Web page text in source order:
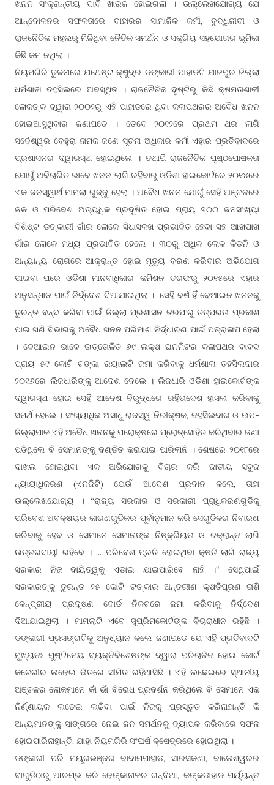
ଖନନ ସଂକ୍ରାନ୍ତୀୟ ଦାବି ଖାରଜ ହୋଇଗଲା । ଉଲ୍ଲେଖଯୋଗ୍ୟ ଯେ
ଆନ୍ଦୋଳନର ସଫଳତାରେ ବାହାରର ସାମାଜିକ କର୍ମୀ, ବୁଦ୍ଧିଜୀବୀ ଓ
ରାଜନୈତିକ ମହଲରୁ ମିଳିଥିବା ନୈତିକ ସମର୍ଥନ ଓ ସକ୍ରିୟ ସହଯୋଗର ଭୂମିକା
କିଛି କମ ନଥିଲା ।
ନିୟମଗିରି ତୁଳନାରେ ଯଥେଷ୍ଟ କ୍ଷୁଦ୍ର ଡଙ୍କାରୀ ପାହାଡଟି ଯାଜପୁର ଜିଲ୍ଲା
ଧର୍ମଶାଳା ତହସିଲରେ ଅବସ୍ଥିତ । ରାଜନୈତିକ ଦୃଷ୍ଟିରୁ କିଛି କ୍ଷମତାଶାଳୀ
ଲୋକଙ୍କ ଦ୍ୱାରା ୨୦୦୨ରୁ ଏହି ପାହାଡରେ ଥିବା କଳାପଥରର ଅବୈଧ ଖନନ
ହୋଇଆସୁଥିବାର ଜଣାପଡେ । ତେବେ ୨୦୧୨ରେ ପ୍ରଥମ ଥର ଲାଗି
ସର୍ବେଶ୍ୱର ବେହୁରା ନାମକ ଜଣେ ସୂଚନା ଅଧିକାର କର୍ମୀ ଏହାର ପ୍ରତିବାଦରେ
ପ୍ରଶାସନର ଦ୍ୱାରସ୍ଥ ହୋଇଥିଲେ । ତଥାପି ରାଜନୈତିକ ପୃଷ୍ଠପୋଷକତା
ଯୋଗୁଁ ଅବିଚାରିତ ଭାବେ ଖନନ ଲାଗି ରହିବାରୁ ଓଡିଶା ହାଇକୋର୍ଟରେ ୨୦୧୪ରେ
ଏକ ଜନସ୍ୱାର୍ଥ ମାମଲା ରୁଜ୍ଜୁ ହେଲା । ଅବୈଧ ଖନନ ଯୋଗୁଁ ସେହି ଅଞ୍ଚଳରେ
ଜଳ ଓ ପରିବେଶ ଅତ୍ୟଧିକ ପ୍ରଦୂଷିତ ହୋଇ ପ୍ରାୟ ୭୦୦ ଜନସଂଖ୍ୟା
ବିଶିଷ୍ଟ ଡଙ୍କାରୀ ଗାଁର ଲୋକେ ସିଧାସଳଖ ପ୍ରଭାବିତ ହେବା ସହ ଆଖପାଖ
ଗାଁର ଲୋକେ ମଧ୍ୟ ପ୍ରଭାବିତ ହେଲେ । ୩୦ରୁ ଅଧିକ ଲୋକ କିଡନି ଓ
ଅନ୍ୟାନ୍ୟ ରୋଗରେ ଆକ୍ରାନ୍ତ ହୋଇ ମୃତ୍ୟୁ ବରଣ କରିବାର ଅଭିଯୋଗ
ପାଇବା ପରେ ଓଡିଶା ମାନବାଧିକାର କମିଶନ ତରଫରୁ ୨୦୧୫ରେ ଏହାର
ଅନୁସନ୍ଧାନ ପାଇଁ ନିର୍ଦ୍ଦେଶ ଦିଆଯାଇଥିଲା । ସେହି ବର୍ଷ ହିଁ ବେଆଇନ ଖନନକୁ
ତୁରନ୍ତ ବନ୍ଦ କରିବା ପାଇଁ ଜିଲ୍ଲା ପ୍ରଶାସନ ତରଫରୁ ତତ୍ପରତା ପ୍ରକାଶ
ପାଇ ଖଣି ବିଭାଗକୁ ଅବୈଧ ଖନନ ପରିମାଣ ନିର୍ଦ୍ଧାରଣ ପାଇଁ ପତ୍ରାଳାପ ହେଲା
। ବେଆଇନ ଭାବେ ଉତ୍ତୋଳିତ ୬୯ ଲକ୍ଷ ଘନମିଟର କଳାପଥର ବାବଦ
ପ୍ରାୟ ୫୯ କୋଟି ଟଙ୍କା ରୟାଲଟି ଜମା କରିବାକୁ ଧର୍ମଶାଳା ତହସିଲଦାର
୨୦୧୬ରେ ଲିଜଧାରିଙ୍କୁ ଆଦେଶ ଦେଲେ । ଲିଜଧାରି ଓଡିଶା ହାଇକୋର୍ଟଙ୍କ
ଦ୍ୱାରସ୍ଥ ହୋଇ ସେହି ଆଦେଶ ବିରୁଦ୍ଧରେ ରହିତାଦେଶ ହାସଲ କରିବାକୁ
ସମର୍ଥ ହେଲେ । ସଂଖ୍ୟାଧିକ ଅସାଧୁ ରାଜସ୍ୱ ନିରୀକ୍ଷକ, ତହସିଲଦାର ଓ ଉପ-
ଜିଲ୍ଲାପାଳ ଏହି ଅବୈଧ ଖନନକୁ ପରୋକ୍ଷରେ ପ୍ରୋତ୍ସୋହିତ କରିଥିବାର ଜଣା
ପଡିଥିଲେ ବି ସେମାନଙ୍କୁ ଦଣ୍ଡିତ କରାଯାଇ ପାରିଲାନି । ଶେଷରେ ୨୦୧୮ରେ
ଦାଖଲ ହୋଇଥିବା ଏକ ଅଭିଯୋଗକୁ ବିଚାର କରି ଜାତୀୟ ସବୁଜ
ନ୍ୟାୟାଧିକରଣ (ଏନଜିଟି) ଯେଉଁ ଆଦେଶ ପ୍ରଦାନ କଲେ, ତାହା
ଉଲ୍ଲେଖଯୋଗ୍ୟ । “ରାଜ୍ୟ ସରକାର ଓ ସରକାରୀ ପ୍ରାଧିକରଣଗୁଡିକୁ
ପରିବେଶ ଅବକ୍ଷୟର କାରଣଗୁଡିକର ପୂର୍ବାନୁମାନ କରି ସେଗୁଡିକର ନିବାରଣ
କରିବାକୁ ହେବ ଓ ସେମାନେ ସେମାନଙ୍କ ନିଷ୍କ୍ରିୟତା ଓ ଚକ୍ରାନ୍ତ ଲାଗି
ଉତ୍ତରଦାୟୀ ରହିବେ । ... ପରିବେଶ ପ୍ରତି ହୋଇଥିବା କ୍ଷତି ଲାଗି ରାଜ୍ୟ
ସରକାର ନିଜ ଦାୟିତ୍ୱକୁ ଏଡାଇ ଯାଇପାରିବେ ନାହିଁ ।“ ସେଥିପାଇଁ
ସରକାରଙ୍କୁ ତୁରନ୍ତ ୨୫ କୋଟି ଟଙ୍କାର ଅନ୍ତରୀଣ କ୍ଷତିପୂରଣ ରାଶି
କେନ୍ଦ୍ରୀୟ ପ୍ରଦୂଷଣ ବୋର୍ଡ ନିକଟରେ ଜମା କରିବାକୁ ନିର୍ଦ୍ଦେଶ
ଦିଆଯାଇଥିଲା । ମାମଲାଟି ଏବେ ସୁପ୍ରିମକୋର୍ଟଙ୍କ ବିଚାରାଧୀନ ରହିଛି ।
ଡଙ୍କାରୀ ପ୍ରସଙ୍ଗଟିକୁ ଅନୁଧ୍ୟାନ କଲେ ଜଣାପଡେ ଯେ ଏହି ପ୍ରତିବାଦଟି
ମୁଖ୍ୟତଃ ମୁଷ୍ଟିମେୟ ବ୍ୟକ୍ତିବିଶେଷଙ୍କ ଦ୍ୱାରା ପରିଚାଳିତ ହୋଇ କୋର୍ଟ
କଚେରୀର ଲଢେଇ ଭିତରେ ସୀମିତ ରହିଆସିଛି । ଏହି ଲଢେଇରେ ସ୍ଥାନୀୟ
ଅଞ୍ଚଳର ଲୋକମାନେ କାଁ ଭାଁ ବିରୋଧ ପ୍ରଦର୍ଶନ କରିଥିଲେ ବି ସେମାନେ ଏକ
ନିର୍ଣ୍ଣାୟକ ଲଢେଇ ଲଢିବା ପାଇଁ ନିଜକୁ ପ୍ରସ୍ତୁତ କରିନାହାନ୍ତି କି
ଅନ୍ୟମାନଙ୍କୁ ସାଙ୍ଗରେ ନେଇ ଜନ ସମର୍ଥନକୁ ବ୍ୟାପକ କରିବାରେ ସଫଳ
ହୋଇପାରିନାହାନ୍ତି, ଯାହା ନିୟମଗିରି ସଂଘର୍ଷ କ୍ଷେତ୍ରରେ ହୋଇଥିଲା ।
ଡଙ୍କାରୀ ପରି ମୟୂରଭଞ୍ଜର ବାଦାମପାହାଡ, ସାରସକଣା, ବାଲେଶ୍ୱରର
ବାଗୁଡିଠାରୁ ଆରମ୍ଭ କରି ଢେଙ୍କାନାଳର ଗନ୍ଦିଆ, କଙ୍କଡାହାଡ ପର୍ୟ୍ୟନ୍ତ